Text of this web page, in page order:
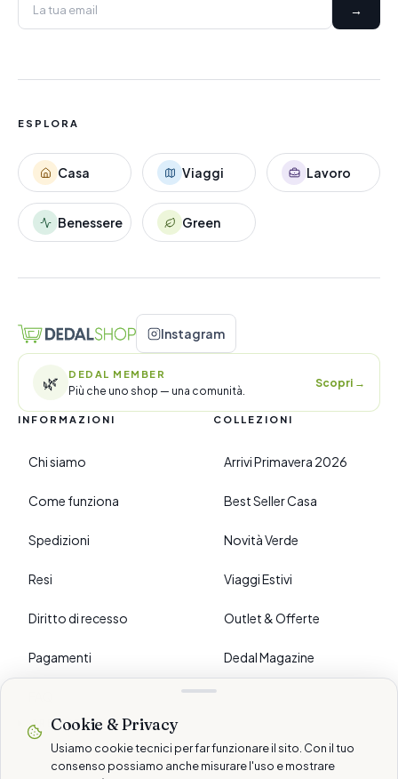
→
ESPLORA
Casa Viaggi Lavoro
Benessere Green
Instagram
🌿 DEDAL MEMBER
Più che uno shop — una comunità.
Scopri →
INFORMAZIONI
Chi siamo
Come funziona
Spedizioni
Resi
Diritto di recesso
Pagamenti
COLLEZIONI
Arrivi Primavera 2026
Best Seller Casa
Novità Verde
Viaggi Estivi
Outlet & Offerte
Dedal Magazine
›PREFERENZE
Cookie & Privacy
Usiamo cookie tecnici per far funzionare il sito. Con il tuo
consenso possiamo anche misurare l'uso e mostrare